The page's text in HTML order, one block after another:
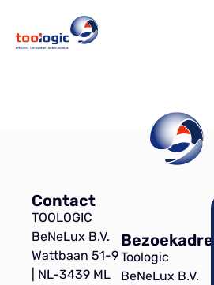
Contact
TOOLOGIC
BeNeLux B.V.
Wattbaan 51-9
| NL-3439 ML
Bezoekadres
Toologic
BeNeLux B.V.